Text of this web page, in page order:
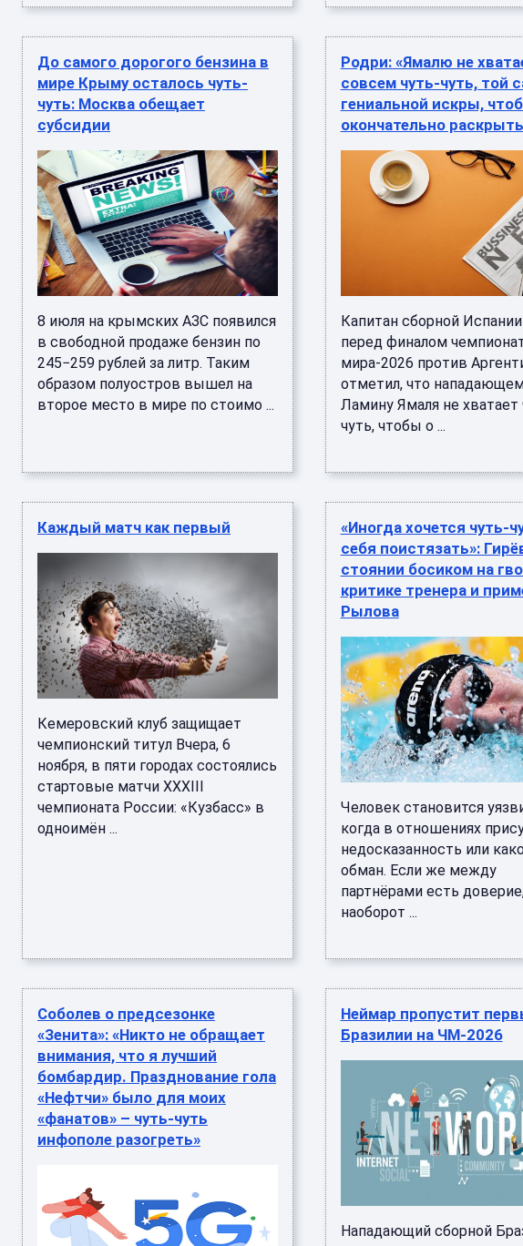
До самого дорогого бензина в
мире Крыму осталось чуть-
чуть: Москва обещает
субсидии
8 июля на крымских АЗС появился
в свободной продаже бензин по
245−259 рублей за литр. Таким
образом полуостров вышел на
второе место в мире по стоимо ...
Родри: «Ямалю не
совсем чуть-чуть, той
гениальной искры,
окончательно
Капитан сборной
перед финалом
мира-2026 против
отметил, что
Ламину Ямаля не хватает
чуть, чтобы о ...
Каждый матч как первый
Кемеровский клуб защищает
чемпионский титул Вчера, 6
ноября, в пяти городах состоялись
стартовые матчи XXXIII
чемпионата России: «Кузбасс» в
одноимён ...
«Иногда хочется
себя поистязать»:
стоянии босиком на
критике тренера и
Рылова
Человек становится
когда в отношениях
недосказанность или
обман. Если же между
партнёрами есть
наоборот ...
Соболев о предсезонке
«Зенита»: «Никто не обращает
внимания, что я лучший
бомбардир. Празднование гола
«Нефтчи» было для моих
«фанатов» – чуть-чуть
инфополе разогреть»
Неймар пропустит
Бразилии на ЧМ-2026
Нападающий сборной